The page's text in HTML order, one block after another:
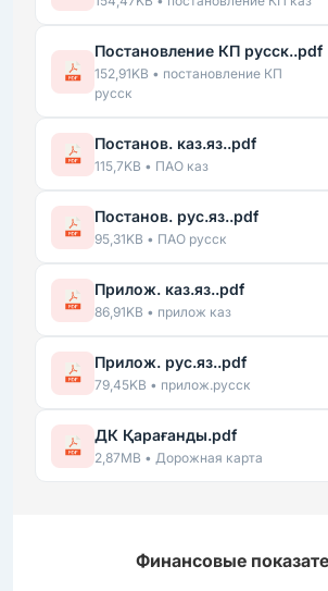
Постановление КП русск..pdf
152,91KB • постановление КП
русск
Постанов. каз.яз..pdf
115,7KB • ПАО каз
Постанов. рус.яз..pdf
95,31KB • ПАО русск
Прилож. каз.яз..pdf
86,91KB • прилож каз
Прилож. рус.яз..pdf
79,45KB • прилож.русск
ДК Қарағанды.pdf
2,87MB • Дорожная карта
Финансовые